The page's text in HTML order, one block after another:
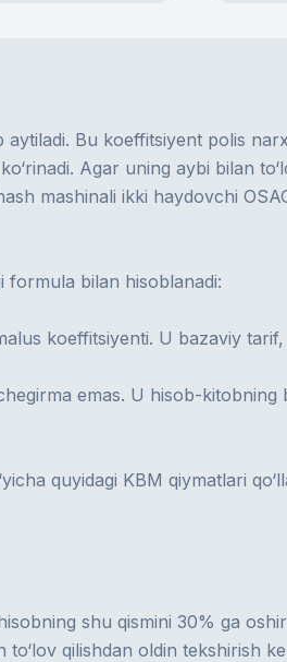
aytiladi. Bu koeffitsiyent polis
Agar uning aybi bilan
mashinali ikki haydovchi
formula bilan hisoblanadi:
koeffitsiyenti. U bazaviy
emas. U hisob-
quyidagi KBM qiymatlari
shu qismini 30% ga
qilishdan oldin tekshirish